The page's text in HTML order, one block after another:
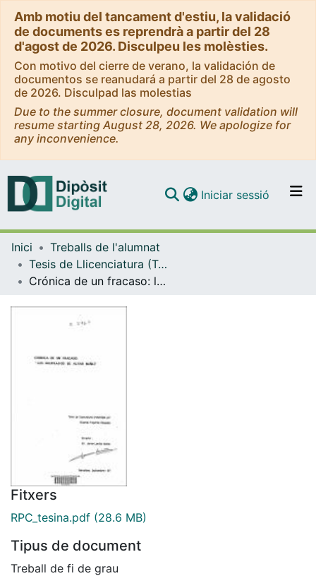
Amb motiu del tancament d'estiu, la validació
de documents es reprendrà a partir del 28
d'agost de 2026. Disculpeu les molèsties.
Con motivo del cierre de verano, la validación de
documentos se reanudará a partir del 28 de agosto
de 2026. Disculpad las molestias
Due to the summer closure, document validation will
resume starting August 28, 2026. We apologize for
any inconvenience.
Navega per tot el DD
Com publicar
Iniciar sessió (current)
Inici
Treballs de l'alumnat
Tesis de Llicenciatura (Tesines) - Història
Crónica de un fracaso: los naufragios de Alvar Núñez
Fitxers
RPC_tesina.pdf (28.6 MB)
Tipus de document
Treball de fi de grau